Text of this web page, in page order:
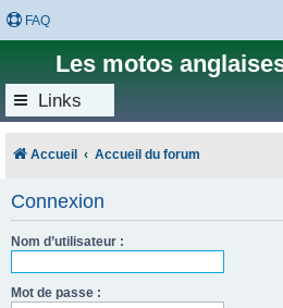
FAQ
Les motos
Links
Accueil Accueil du forum
Connexion
Nom d’utilisateur :
Mot de passe :